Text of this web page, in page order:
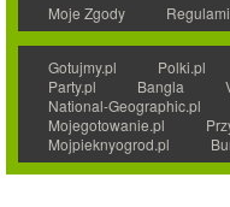
Moje Zgody
Gotujmy.pl Polki.pl
Party.pl
Bangla
National-Geographic.pl
Mojegotowanie.pl
Mojpieknyogrod.pl